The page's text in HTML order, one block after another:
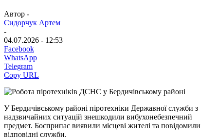
Автор -
Сидорчук Артем
-
04.07.2026 - 12:53
Facebook
WhatsApp
Telegram
Copy URL
У Бердичівському районі піротехніки Державної служби з
надзвичайних ситуацій знешкодили вибухонебезпечний
предмет. Боєприпас виявили місцеві жителі та повідомили
відповідні служби.